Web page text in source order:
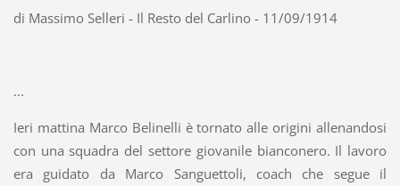
di Massimo Selleri - Il Resto del Carlino - 11/09/1914
...
Ieri mattina Marco Belinelli è tornato alle origini allenandosi
con una squadra del settore giovanile bianconero. Il lavoro
era guidato da Marco Sanguettoli, coach che segue il